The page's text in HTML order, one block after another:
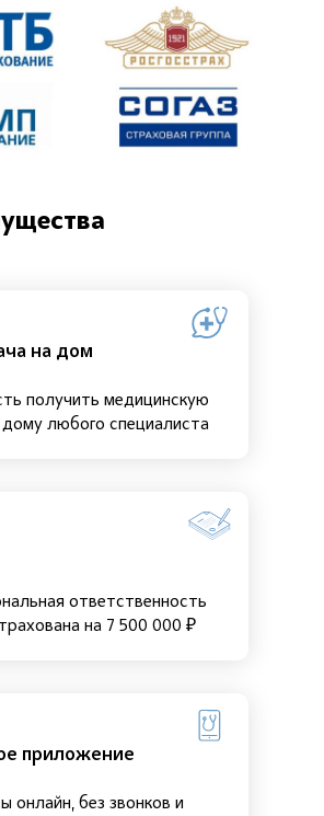
на дом
получить медицинскую
любого специалиста
ответственность
на 7 500 000 ₽
приложение
онлайн, без звонков и